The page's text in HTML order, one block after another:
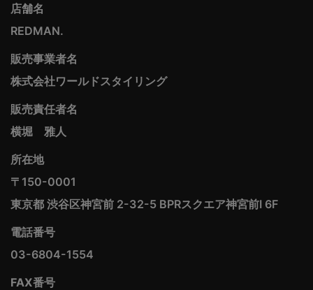
店舗名
REDMAN.
販売事業者名
株式会社ワールドスタイリング
販売責任者名
横堀 雅人
所在地
〒150-0001
東京都 渋谷区神宮前 2-32-5 BPRスクエア神宮前I 6F
電話番号
03-6804-1554
FAX番号